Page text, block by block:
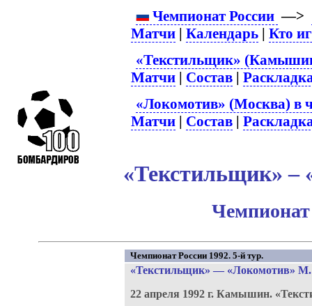
Чемпионат России —>
Матчи |Календарь |Кто
«Текстильщик»
Матчи | Состав |
«Локомотив» (Москва) в
Матчи | Состав |
«Текстильщик»
Чемпионат
Чемпионат России 1992. 5-й тур.
«Текстильщик» — «Локомотив» М
22 апреля 1992 г. Камышин.